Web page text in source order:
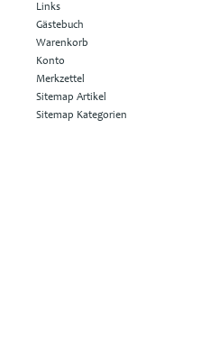
Links
Gästebuch
Warenkorb
Konto
Merkzettel
Sitemap Artikel
Sitemap Kategorien